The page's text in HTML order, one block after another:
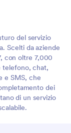
del servizio
Scelti da aziende
con oltre 7,000
telefono, chat,
e SMS, che
dei
di un servizio